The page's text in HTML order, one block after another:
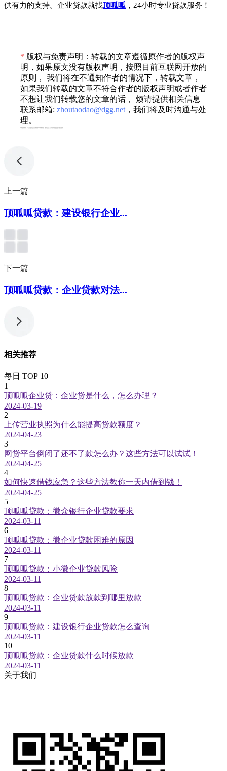
供有力的支持。 企业贷款就找顶呱呱 ， 24小时专业贷款服务！
* 版权与免责声明：转载的文章遵循原作者的版权声
明，如果原文没有版权声明，按照目前互联网开放的
原则， 我们将在不通知作者的情况下，转载文章，
如果我们转载的文章不符合作者的版权声明或者作者
不想让我们转载您的文章的话， 烦请提供相关信息
联系邮箱: zhoutaodao@dgg.net ，我们将及时沟通与处
理。
上一篇
顶呱呱贷款：建设银行企业...
下一篇
顶呱呱贷款：企业贷款对法...
相关推荐
每日 TOP 10
1
顶呱呱企业贷：企业贷是什么，怎么办理？
2024-03-19
2
上传营业执照为什么能提高贷款额度？
2024-04-23
3
网贷平台倒闭了还不了款怎么办？这些方法可以试试！
2024-04-25
4
如何快速借钱应急？这些方法教你一天内借到钱！
2024-04-25
5
顶呱呱贷款：微众银行企业贷款要求
2024-03-11
6
顶呱呱贷款：微企业贷款困难的原因
2024-03-11
7
顶呱呱贷款：小微企业贷款风险
2024-03-11
8
顶呱呱贷款：企业贷款放款到哪里放款
2024-03-11
9
顶呱呱贷款：建设银行企业贷款怎么查询
2024-03-11
10
顶呱呱贷款：企业贷款什么时候放款
2024-03-11
关于我们